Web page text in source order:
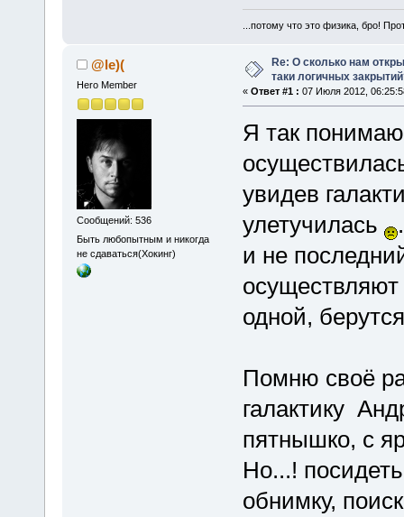
...потому что это физика, бро!
@le)(
Hero Member
Сообщений: 536
Быть любопытным и никогда
не сдаваться(Хокинг)
Re: О сколько нам
таки логичных
« Ответ #1 : 07 Июля 2012,
Я так
увидев
улетучилась
и не
одной,
Помню своё
галактику
пятнышко, с
Но...!
обнимку,